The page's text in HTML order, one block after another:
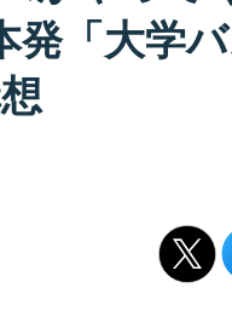
発「大学